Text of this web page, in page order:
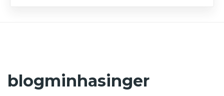
blogminhasinger